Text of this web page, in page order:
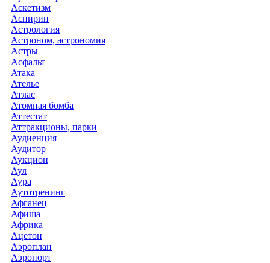
Аскетизм
Аспирин
Астрология
Астроном, астрономия
Астры
Асфальт
Атака
Ателье
Атлас
Атомная бомба
Аттестат
Аттракционы, парки
Аудиенция
Аудитор
Аукцион
Аул
Аура
Аутотренинг
Афганец
Афиша
Африка
Ацетон
Аэроплан
Аэропорт